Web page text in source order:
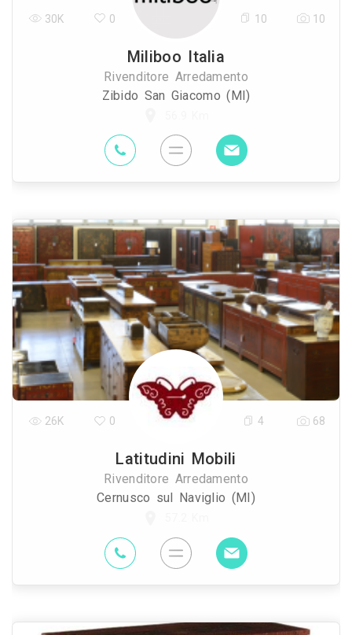
Miliboo Italia
Rivenditore Arredamento
Zibido San Giacomo (MI)
30K 0 10 10
Latitudini Mobili
Rivenditore Arredamento
Cernusco sul Naviglio (MI)
26K 0 4 68